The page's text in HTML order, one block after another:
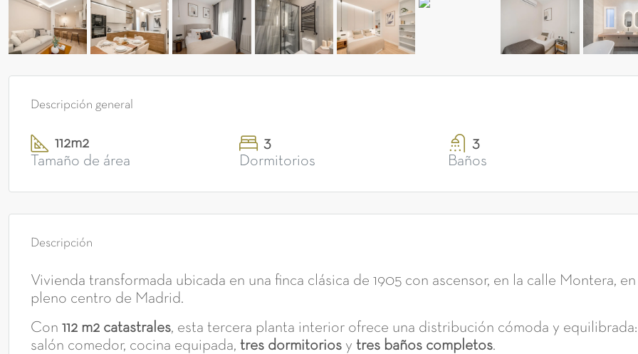
Descripción general
112m2
Tamaño de área
3
Dormitorios
3
Baños
Descripción
Vivienda transformada ubicada en una finca clásica de 1905 con ascensor, en la calle Montera, en
pleno centro de Madrid.
Con 112 m2 catastrales, esta tercera planta interior ofrece una distribución cómoda y equilibrada:
salón comedor, cocina equipada, tres dormitorios y tres baños completos.